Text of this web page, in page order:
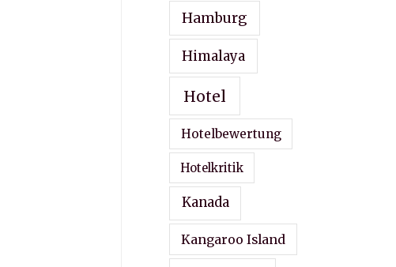
Hamburg
Himalaya
Hotel
Hotelbewertung
Hotelkritik
Kanada
Kangaroo Island